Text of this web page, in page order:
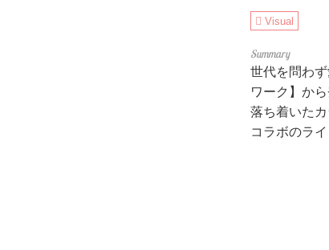
Visual
世代を問わ
ワーク】か
落ち着いた
コラボのラ